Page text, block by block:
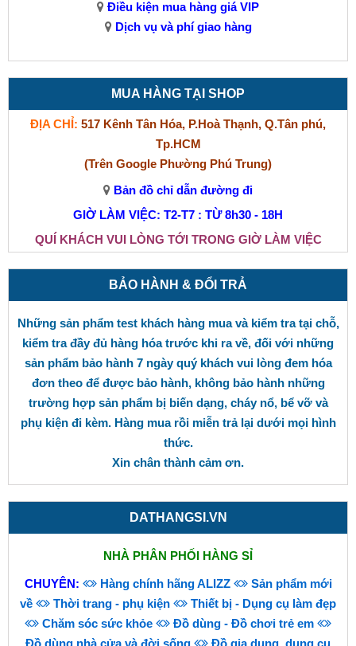
Điều kiện mua hàng giá VIP
Dịch vụ và phí giao hàng
MUA HÀNG TẠI SHOP
ĐỊA CHỈ: 517 Kênh Tân Hóa, P.Hoà Thạnh, Q.Tân phú,
Tp.HCM
(Trên Google Phường Phú Trung)
Bản đồ chỉ dẫn đường đi
GIỜ LÀM VIỆC: T2-T7 : TỪ 8h30 - 18H
QUÍ KHÁCH VUI LÒNG TỚI TRONG GIỜ LÀM VIỆC
BẢO HÀNH & ĐỔI TRẢ
Những sản phẩm test khách hàng mua và kiểm tra tại chỗ,
kiểm tra đầy đủ hàng hóa trước khi ra về, đối với những
sản phẩm bảo hành 7 ngày quý khách vui lòng đem hóa
đơn theo để được bảo hành, không bảo hành những
trường hợp sản phẩm bị biến dạng, cháy nổ, bể vỡ và
phụ kiện đi kèm. Hàng mua rồi miễn trả lại dưới mọi hình
thức.
Xin chân thành cảm ơn.
DATHANGSI.VN
NHÀ PHÂN PHỐI HÀNG SỈ
CHUYÊN: Hàng chính hãng ALIZZ
Sản phẩm mới
về
Thời trang - phụ kiện
Thiết bị - Dụng cụ làm đẹp
Chăm sóc sức khỏe
Đồ dùng - Đồ chơi trẻ em